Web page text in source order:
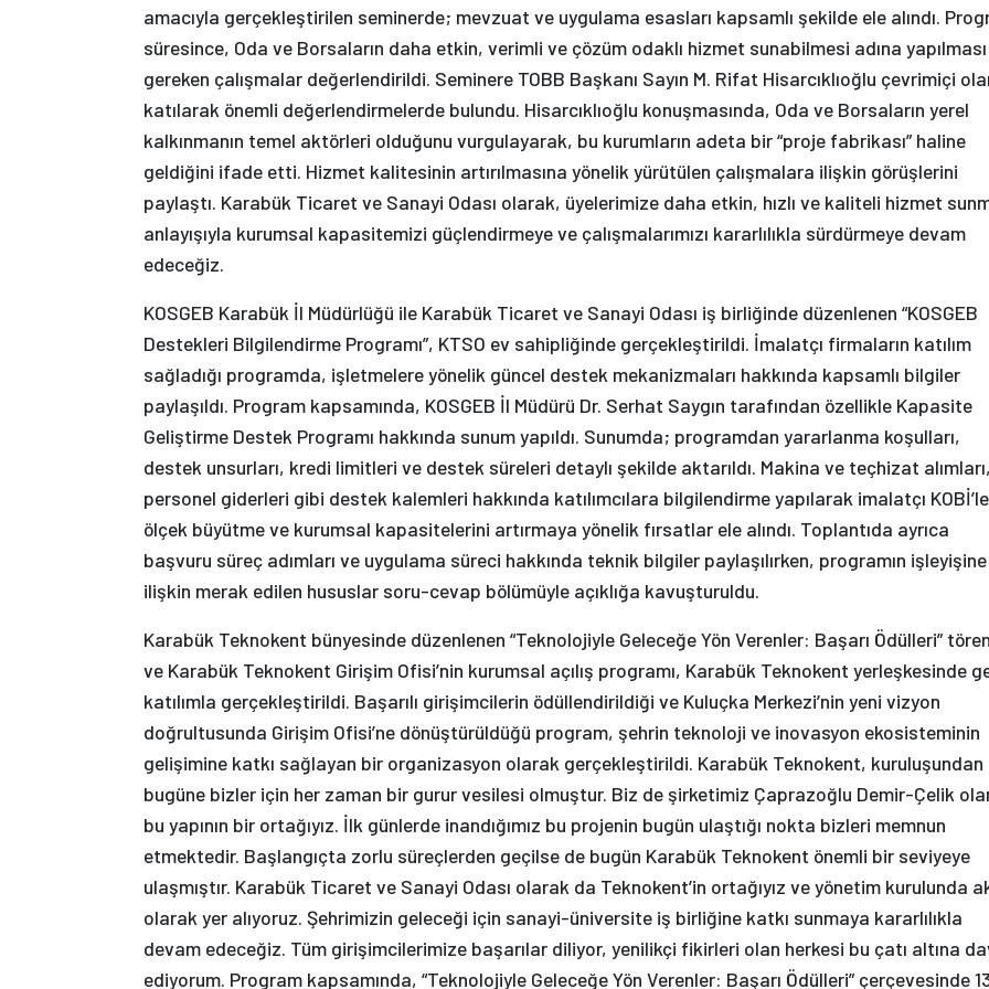
amacıyla gerçekleştirilen seminerde; mevzuat ve uygulama esasları kapsamlı şekilde ele alındı.
süresince, Oda ve Borsaların daha etkin, verimli ve çözüm odaklı hizmet sunabilmesi adına yapılması
gereken çalışmalar değerlendirildi. Seminere TOBB Başkanı Sayın M. Rifat Hisarcıklıoğlu çevrimiçi
katılarak önemli değerlendirmelerde bulundu. Hisarcıklıoğlu konuşmasında, Oda ve Borsaların yerel
kalkınmanın temel aktörleri olduğunu vurgulayarak, bu kurumların adeta bir “proje fabrikası” haline
geldiğini ifade etti. Hizmet kalitesinin artırılmasına yönelik yürütülen çalışmalara ilişkin görüşlerini
paylaştı. Karabük Ticaret ve Sanayi Odası olarak, üyelerimize daha etkin, hızlı ve kaliteli hizmet
anlayışıyla kurumsal kapasitemizi güçlendirmeye ve çalışmalarımızı kararlılıkla sürdürmeye devam
edeceğiz.
KOSGEB Karabük İl Müdürlüğü ile Karabük Ticaret ve Sanayi Odası iş birliğinde düzenlenen “KOSGEB
Destekleri Bilgilendirme Programı”, KTSO ev sahipliğinde gerçekleştirildi. İmalatçı firmaların katılım
sağladığı programda, işletmelere yönelik güncel destek mekanizmaları hakkında kapsamlı bilgiler
paylaşıldı. Program kapsamında, KOSGEB İl Müdürü Dr. Serhat Saygın tarafından özellikle Kapasite
Geliştirme Destek Programı hakkında sunum yapıldı. Sunumda; programdan yararlanma koşulları,
destek unsurları, kredi limitleri ve destek süreleri detaylı şekilde aktarıldı. Makina ve teçhizat
personel giderleri gibi destek kalemleri hakkında katılımcılara bilgilendirme yapılarak imalatçı
ölçek büyütme ve kurumsal kapasitelerini artırmaya yönelik fırsatlar ele alındı. Toplantıda ayrıca
başvuru süreç adımları ve uygulama süreci hakkında teknik bilgiler paylaşılırken, programın işleyişine
ilişkin merak edilen hususlar soru-cevap bölümüyle açıklığa kavuşturuldu.
Karabük Teknokent bünyesinde düzenlenen “Teknolojiyle Geleceğe Yön Verenler: Başarı Ödülleri”
ve Karabük Teknokent Girişim Ofisi’nin kurumsal açılış programı, Karabük Teknokent yerleşkesinde
katılımla gerçekleştirildi. Başarılı girişimcilerin ödüllendirildiği ve Kuluçka Merkezi’nin yeni vizyon
doğrultusunda Girişim Ofisi’ne dönüştürüldüğü program, şehrin teknoloji ve inovasyon ekosisteminin
gelişimine katkı sağlayan bir organizasyon olarak gerçekleştirildi. Karabük Teknokent, kuruluşundan
bugüne bizler için her zaman bir gurur vesilesi olmuştur. Biz de şirketimiz Çaprazoğlu Demir-Çelik
bu yapının bir ortağıyız. İlk günlerde inandığımız bu projenin bugün ulaştığı nokta bizleri memnun
etmektedir. Başlangıçta zorlu süreçlerden geçilse de bugün Karabük Teknokent önemli bir seviyeye
ulaşmıştır. Karabük Ticaret ve Sanayi Odası olarak da Teknokent’in ortağıyız ve yönetim kurulunda
olarak yer alıyoruz. Şehrimizin geleceği için sanayi-üniversite iş birliğine katkı sunmaya kararlılıkla
devam edeceğiz. Tüm girişimcilerimize başarılar diliyor, yenilikçi fikirleri olan herkesi bu çatı altına
ediyorum. Program kapsamında, “Teknolojiyle Geleceğe Yön Verenler: Başarı Ödülleri” çerçevesinde